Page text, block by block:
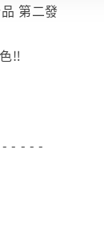
第二發
‼️
- - - -